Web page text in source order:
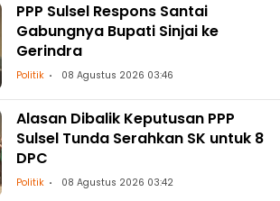
PPP Sulsel Respons Santai
Gabungnya Bupati Sinjai ke
Gerindra
Politik 08 Agustus 2026 03:46
Alasan Dibalik Keputusan PPP
Sulsel Tunda Serahkan SK untuk 8
DPC
Politik 08 Agustus 2026 03:42